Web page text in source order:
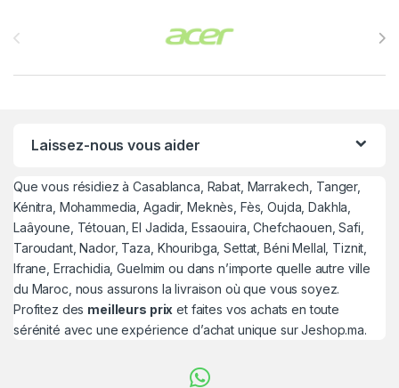
Laissez-nous vous aider
Que vous résidiez à Casablanca, Rabat, Marrakech, Tanger,
Kénitra, Mohammedia, Agadir, Meknès, Fès, Oujda, Dakhla,
Laâyoune, Tétouan, El Jadida, Essaouira, Chefchaouen, Safi,
Taroudant, Nador, Taza, Khouribga, Settat, Béni Mellal, Tiznit,
Ifrane, Errachidia, Guelmim ou dans n’importe quelle autre ville
du Maroc, nous assurons la livraison où que vous soyez.
Profitez des meilleurs prix et faites vos achats en toute
sérénité avec une expérience d’achat unique sur Jeshop.ma.